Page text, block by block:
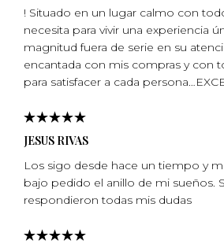
! Situado en un lugar calmo con
necesita para vivir una experiencia
magnitud fuera de serie en su
encantada con mis compras y con
para satisfacer a cada
JESUS RIVAS
Los sigo desde hace un tiempo y
bajo pedido el anillo de mi sueños.
respondieron todas mis dudas